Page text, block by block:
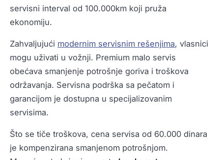
servisni interval od 100.000km koji pruža
ekonomiju.
Zahvaljujući modernim servisnim rešenjima, vlasnici
mogu uživati u vožnji. Premium malo servis
obećava smanjenje potrošnje goriva i troškova
održavanja. Servisna podrška sa pečatom i
garancijom je dostupna u specijalizovanim
servisima.
Što se tiče troškova, cena servisa od 60.000 dinara
je kompenzirana smanjenom potrošnjom.